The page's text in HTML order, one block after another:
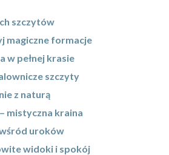
szczytów
magiczne formacje
w pełnej krasie
szczyty
z naturą
mistyczna kraina
uroków
widoki i spokój